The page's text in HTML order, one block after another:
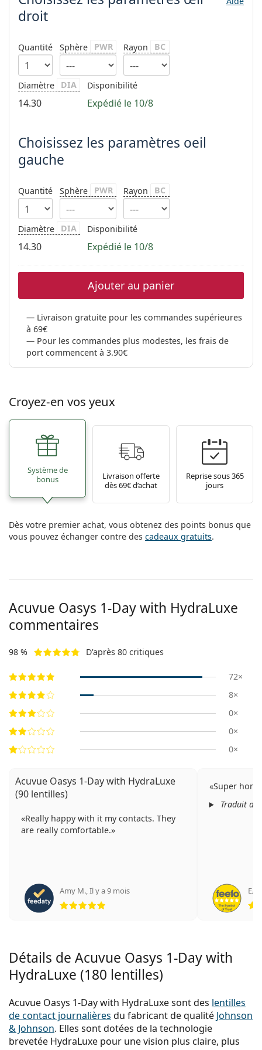
Toutes les marques
Persol
Prada
Toutes les marques
hors ligne
droit
Quantité Sphère PWR Rayon BC
Diamètre DIA
14.30
Disponibilité
Expédié le 10/8
Choisissez les paramètres oeil
gauche
Quantité Sphère PWR Rayon BC
Diamètre DIA
14.30
Disponibilité
Expédié le 10/8
Ajouter au panier
Livraison gratuite pour les commandes supérieures
à 69€
Pour les commandes plus modestes, les frais de
port commencent à 3.90€
Croyez-en vos yeux
Système de
bonus
Livraison offerte
dès 69€ d’achat
Reprise sous 365
jours
Dès votre premier achat, vous obtenez des points bonus que
vous pouvez échanger contre des cadeaux gratuits.
Acuvue Oasys 1-Day with HydraLuxe
commentaires
98 % D'après 80 critiques
72×
8×
0×
0×
0×
Acuvue Oasys 1-Day with HydraLuxe
(90 lentilles)
Really happy with it my contacts. They
are really comfortable.
Amy M.,Il y a 9 mois
Super
Traduit
Détails de Acuvue Oasys 1-Day with
HydraLuxe (180 lentilles)
Acuvue Oasys 1-Day with HydraLuxe sont des lentilles
de contact journalières du fabricant de qualité Johnson
& Johnson. Elles sont dotées de la technologie
brevetée HydraLuxe pour une vision plus claire, plus